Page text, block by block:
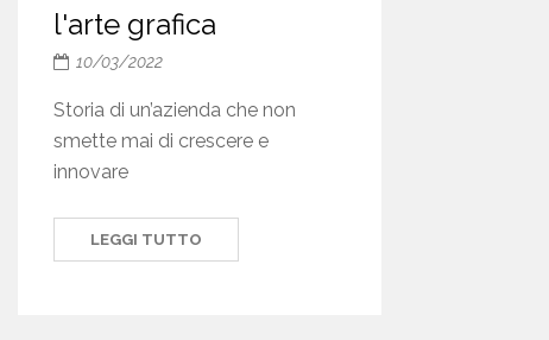
l'arte grafica
10/03/2022
Storia di un’azienda che non
smette mai di crescere e
innovare
LEGGI TUTTO